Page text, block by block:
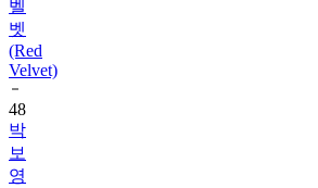
(Red
Velvet)
48
박
보
영
49